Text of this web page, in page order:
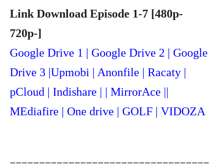
Link Download Episode 1-7 [480p-
720p-]
Google Drive 1 | Google Drive 2 | Google
Drive 3 |Upmobi | Anonfile | Racaty |
pCloud | Indishare | | MirrorAce ||
MEdiafire | One drive | GOLF | VIDOZA
__________________________________